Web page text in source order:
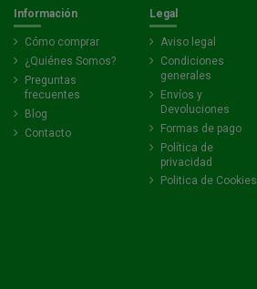
Información
Cómo comprar
¿Quiénes Somos?
Preguntas
frecuentes
Blog
Contacto
Legal
Aviso legal
Condiciones
generales
Envíos y
Devoluciones
Formas de pago
Política de
privacidad
Politica de Cookies